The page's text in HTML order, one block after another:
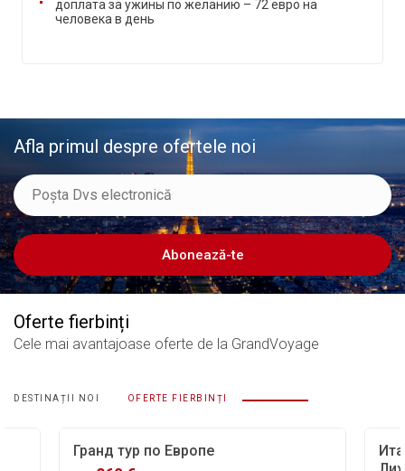
доплата за ужины по желанию – 72 евро на
человека в день
Afla primul despre ofertele noi
Abonează-te
Oferte fierbinți
Cele mai avantajoase oferte de la GrandVoyage
DESTINAȚII NOI OFERTE FIERBINȚI
Гранд тур по Европе